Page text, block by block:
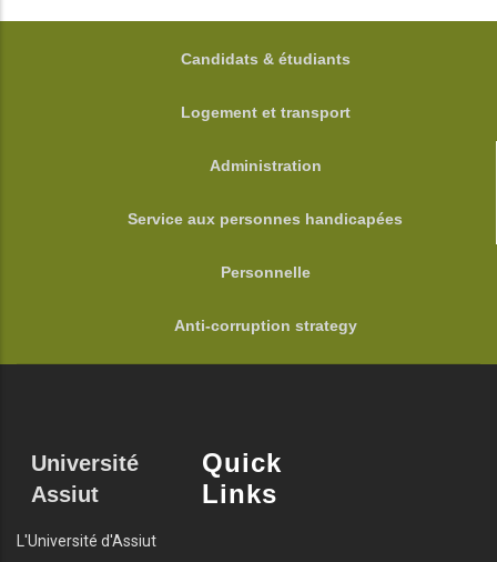
FOOTER
Candidats & étudiants
Logement et transport
Administration
Service aux personnes handicapées
Personnelle
Anti-corruption strategy
Université
Assiut
L'Université d'Assiut
Quick
Links